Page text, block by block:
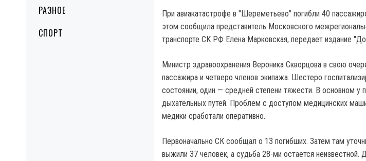
РАЗНОЕ
СПОРТ
При авиакатастрофе в "Шереметьево" погибли 40
этом сообщила представитель Московского
транспорте СК РФ Елена Марковская, передает издание
Министр здравоохранения Вероника Скворцова в свою
пассажира и четверо членов экипажа. Шестеро
состоянии, один — средней степени тяжести. В основном у
дыхательных путей. Проблем с доступом медицинских
медики сработали оперативно.
Первоначально СК сообщал о 13 погибших. Затем там
выжили 37 человек, а судьба 28-ми остается неизвестной.